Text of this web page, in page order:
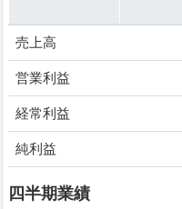
売上高
営業利益
経常利益
純利益
四半期業績